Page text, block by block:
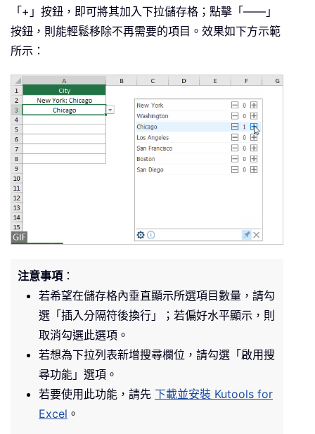
「+」按鈕，即可將其加入下拉儲存格；點擊「——」
按鈕，則能輕鬆移除不再需要的項目。效果如下方示範
所示：
注意事項 ：
若希望在儲存格內垂直顯示所選項目數量，請勾
選「插入分隔符後換行」；若偏好水平顯示，則
取消勾選此選項。
若想為下拉列表新增搜尋欄位，請勾選「啟用搜
尋功能」選項。
若要使用此功能，請先 下載並安裝 Kutools for
Excel 。